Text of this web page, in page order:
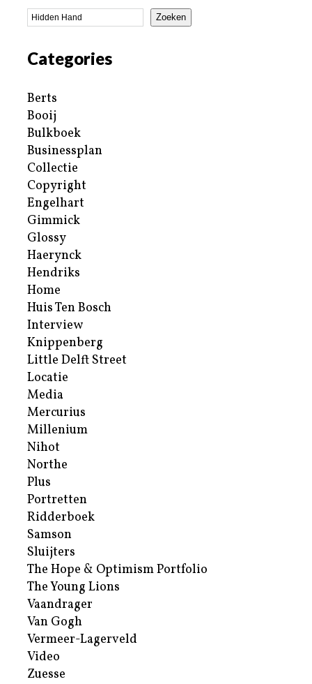
Zoeken
Categories
Berts
Booij
Bulkboek
Businessplan
Collectie
Copyright
Engelhart
Gimmick
Glossy
Haerynck
Hendriks
Home
Huis Ten Bosch
Interview
Knippenberg
Little Delft Street
Locatie
Media
Mercurius
Millenium
Nihot
Northe
Plus
Portretten
Ridderboek
Samson
Sluijters
The Hope & Optimism Portfolio
The Young Lions
Vaandrager
Van Gogh
Vermeer-Lagerveld
Video
Zuesse